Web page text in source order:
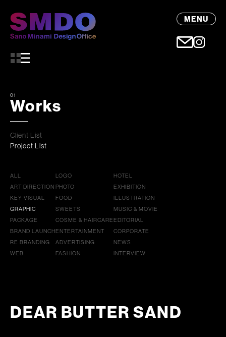
MENU
01
Works
Client List
Project List
ALL
ART DIRECTION
KEY VISUAL
GRAPHIC
PACKAGE
BRAND LAUNCH
RE BRANDING
WEB
LOGO
PHOTO
FOOD
SWEETS
COSME & HAIRCARE
ENTERTAINMENT
ADVERTISING
FASHION
HOTEL
EXHIBITION
ILLUSTRATION
MUSIC & MOVIE
EDITORIAL
CORPORATE
NEWS
INTERVIEW
DEAR BUTTER SAND